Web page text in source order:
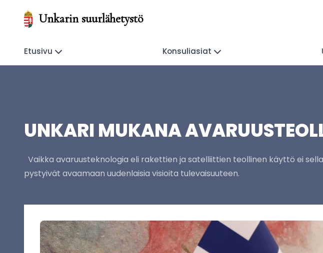
Unkarin suurlähetystö
Etusivu Konsuliasiat
UNKARI MUKANA
Vaikka avaruusteknologia eli rakettien ja satelliittien teollinen käyttö ei
pystyivät avaamaan uudenlaisia visioita tulevaisuuteen.